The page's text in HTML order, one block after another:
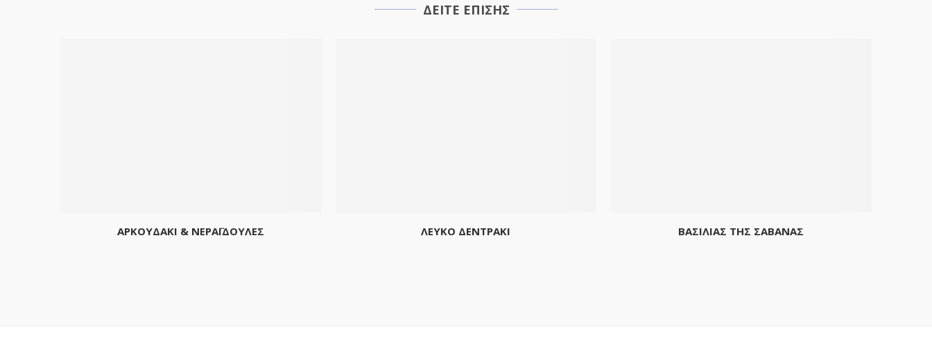
ΔΕΙΤΕ ΕΠΙΣΗΣ
ΑΡΚΟΥΔΑΚΙ & ΝΕΡΑΪΔΟΥΛΕΣ ΛΕΥΚΟ ΔΕΝΤΡΑΚΙ ΒΑΣΙΛΙΑΣ ΤΗΣ ΣΑΒΑΝΑΣ